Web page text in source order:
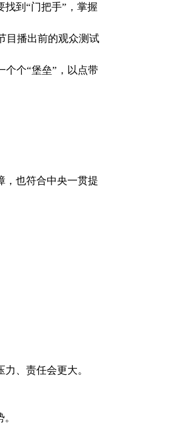
找到“门把手”，掌握
目播出前的观众测试
个个“堡垒”，以点带
，也符合中央一贯提
、责任会更大。